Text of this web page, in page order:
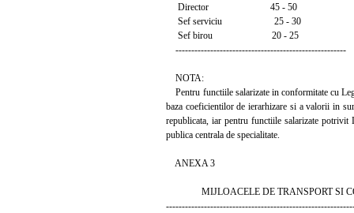
Director 45 - 50
Sef serviciu 25 - 30
Sef birou 20 - 25
------------------------------------------------------
NOTA:
Pentru functiile salarizate in conformitate cu
baza coeficientilor de ierarhizare si a valorii in
republicata, iar pentru functiile salarizate
publica centrala de specialitate.
ANEXA 3
MIJLOACELE DE TRANSPORT SI